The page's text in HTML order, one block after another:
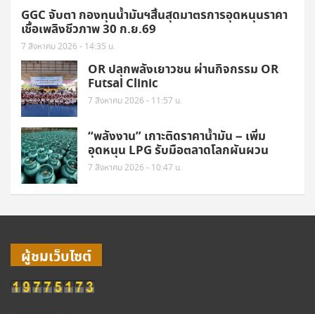
GGC จับตา กองทุนน้ำมันฯสิ้นสุดมาตรการอุดหนุนราคา
เชื้อเพลิงชีวภาพ 30 ก.ย.69
7 สิงหาคม 2026 - 14:35 น.
OR ปลุกพลังเยาวชน ผ่านกิจกรรม OR
Futsal Clinic
7 สิงหาคม 2026 - 11:57 น.
“พลังงาน” เกาะติดราคาน้ำมัน – เพิ่ม
อุดหนุน LPG รับมือตลาดโลกผันผวน
7 สิงหาคม 2026 - 10:47 น.
ผู้ชมเว็บไซต์